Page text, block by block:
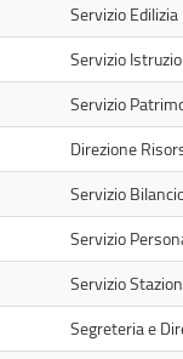
Servizio Edilizia
Servizio
Servizio
Direzione
Servizio
Servizio
Servizio
Segreteria e